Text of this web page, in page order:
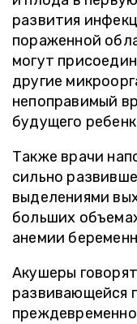
развития
пораженной
могут
другие
непоправимый
будущего
Также врачи
сильно
выделениями
больших
анемии
Акушеры
развивающейся